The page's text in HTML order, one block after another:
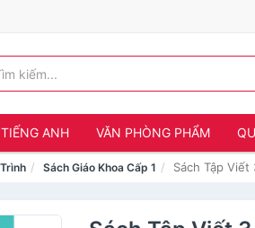
ANH VĂN PHÒNG PHẨM
Sách Giáo Khoa Cấp 1 Sách Tập